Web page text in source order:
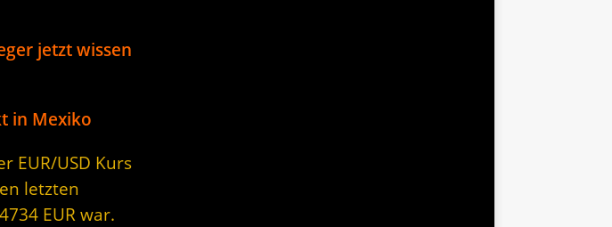
jetzt wissen
in Mexiko
EUR/USD Kurs
letzten
EUR war.